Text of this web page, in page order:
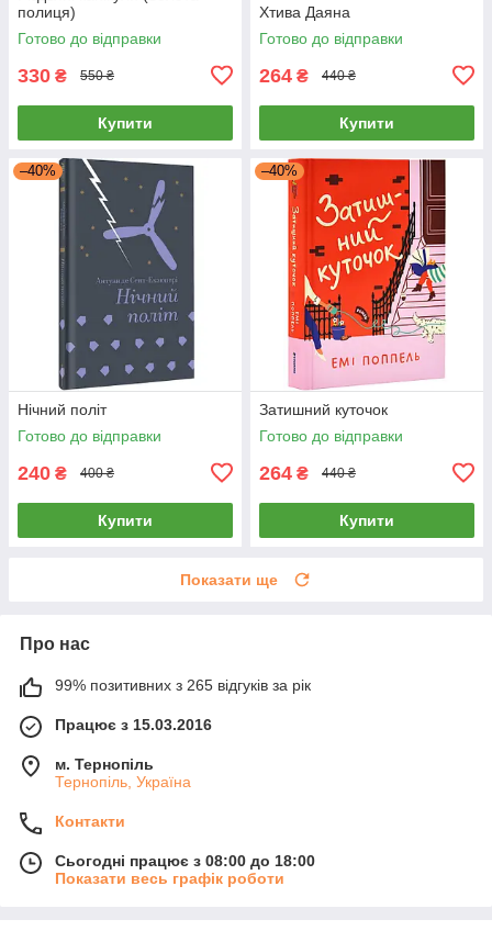
полиця)
Готово до відправки
330 ₴ 550 ₴
Купити
Хтива Даяна
Готово до відправки
264 ₴ 440 ₴
Купити
–40%
Нічний політ
Готово до відправки
240 ₴ 400 ₴
Купити
–40%
Затишний куточок
Готово до відправки
264 ₴ 440 ₴
Купити
Показати ще
Про нас
99% позитивних з 265 відгуків за рік
Працює з 15.03.2016
м. Тернопіль
Тернопіль, Україна
Контакти
Сьогодні працює з 08:00 до 18:00
Показати весь графік роботи